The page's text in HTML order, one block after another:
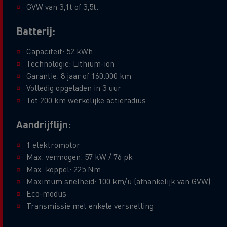
GVW van 3,1t of 3,5t.
Batterij:
Capaciteit: 52 kWh
Technologie: Lithium-ion
Garantie: 8 jaar of 160.000 km
Volledig opgeladen in 3 uur
Tot 200 km werkelijke actieradius
Aandrijflijn:
1 elektromotor
Max. vermogen: 57 kW / 76 pk
Max. koppel: 225 Nm
Maximum snelheid: 100 km/u (afhankelijk van GVW)
Eco-modus
Transmissie met enkele versnelling